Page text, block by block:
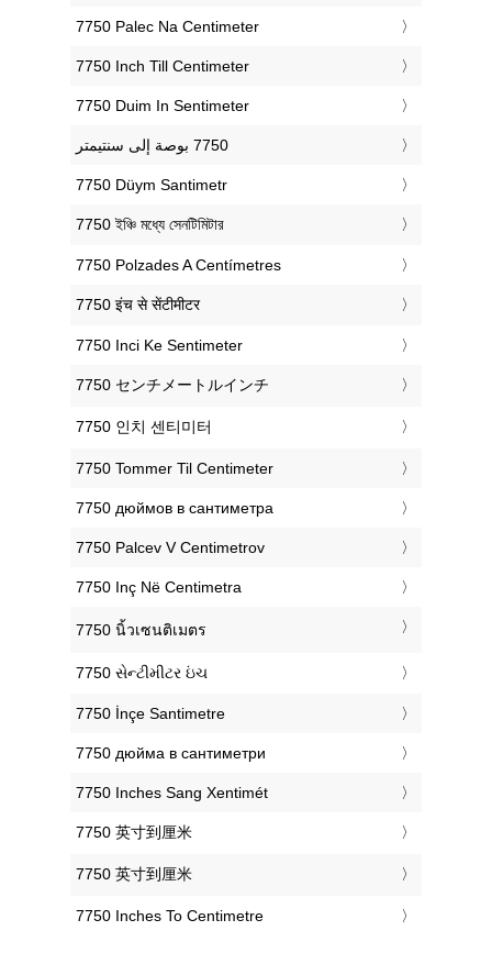
‎7750 Palec Na Centimeter
‎7750 Inch Till Centimeter
‎7750 Duim In Sentimeter
‎7750 Düym Santimetr
‎7750 ইঞ্চি মধ্যে সেনটিমিটার
‎7750 Polzades A Centímetres
‎7750 इंच से सेंटीमीटर
‎7750 Inci Ke Sentimeter
‎7750 センチメートルインチ
‎7750 인치 센티미터
‎7750 Tommer Til Centimeter
‎7750 дюймов в сантиметра
‎7750 Palcev V Centimetrov
‎7750 Inç Në Centimetra
‎7750 นิ้วเซนติเมตร
‎7750 સેન્ટીમીટર ઇંચ
‎7750 İnçe Santimetre
‎7750 дюйма в сантиметри
‎7750 Inches Sang Xentimét
‎7750 英寸到厘米
‎7750 英寸到厘米
‎7750 Inches To Centimetre